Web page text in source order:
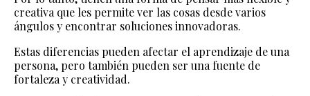
creativa que les permite ver las cosas desde varios
ángulos y encontrar soluciones innovadoras.
Estas diferencias pueden afectar el aprendizaje de una
persona, pero también pueden ser una fuente de
fortaleza y creatividad.